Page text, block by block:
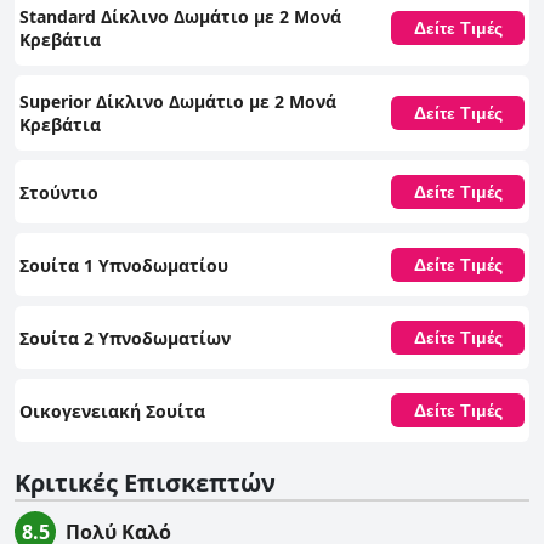
στρατηγική τοποθεσία και τις εξαιρετικές ανέσεις του. Ο συνδυασμός
καλής τιμής, φιλόξενης εξυπηρέτησης και εξαιρετικών εγκαταστάσεων
το καθιστά μια συναρπαστική επιλογή για τους ταξιδιώτες.
Standard Δίκλινο Δωμάτιο με 2 Μονά
Κρεβάτια
Δείτε Τιμές
Superior Δίκλινο Δωμάτιο με 2 Μονά
Κρεβάτια
Δείτε Τιμές
Στούντιο Δείτε Τιμές
Σουίτα 1 Υπνοδωματίου Δείτε Τιμές
Σουίτα 2 Υπνοδωματίων Δείτε Τιμές
Οικογενειακή Σουίτα Δείτε Τιμές
Κριτικές Επισκεπτών
8.5
Πολύ Καλό